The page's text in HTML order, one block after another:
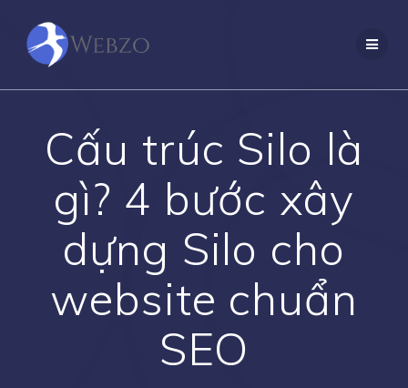
Cấu trúc Silo là
gì? 4 bước xây
dựng Silo cho
website chuẩn
SEO